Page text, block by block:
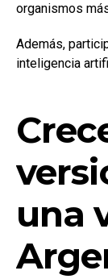
organismos
Además,
inteligencia
una